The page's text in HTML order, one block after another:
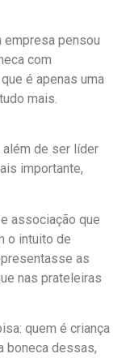
empresa pensou
com
é apenas uma
mais.
além de ser líder
importante,
associação que
o intuito de
as
nas prateleiras
quem é criança
boneca dessas,